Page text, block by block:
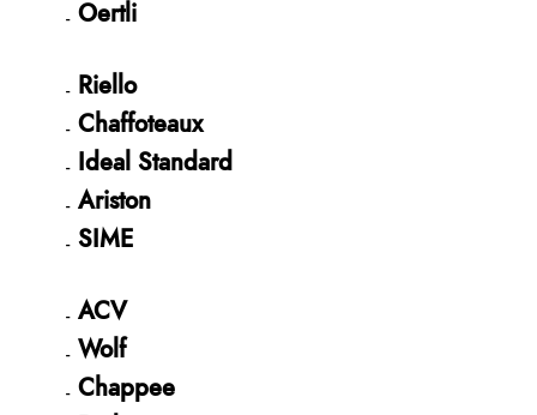
Oertli
Riello
Chaffoteaux
Ideal Standard
Ariston
SIME
ACV
Wolf
Chappee